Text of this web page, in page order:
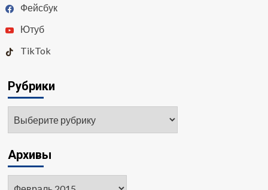
Фейсбук
Ютуб
TikTok
Рубрики
Архивы